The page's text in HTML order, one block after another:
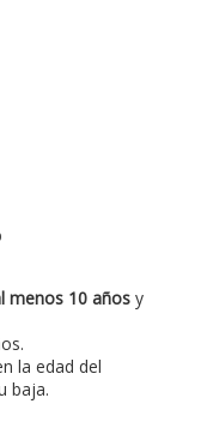
menos 10 años y
la edad del
baja.